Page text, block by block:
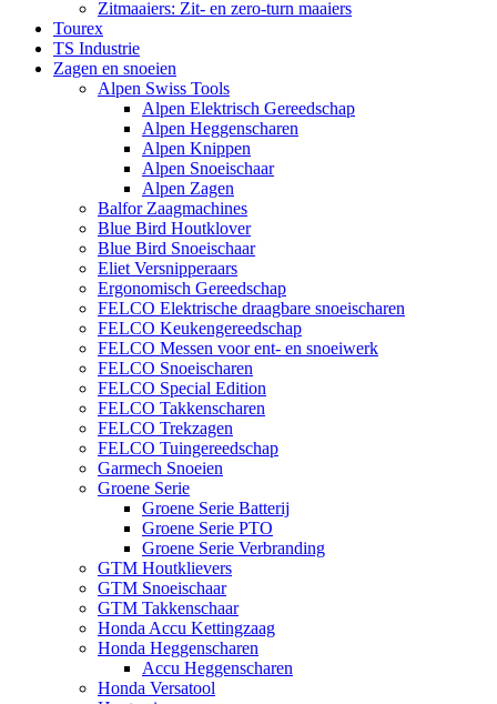
Zitmaaiers: Zit- en zero-turn maaiers
Tourex
TS Industrie
Zagen en snoeien
Alpen Swiss Tools
Alpen Elektrisch Gereedschap
Alpen Heggenscharen
Alpen Knippen
Alpen Snoeischaar
Alpen Zagen
Balfor Zaagmachines
Blue Bird Houtklover
Blue Bird Snoeischaar
Eliet Versnipperaars
Ergonomisch Gereedschap
FELCO Elektrische draagbare snoeischaren
FELCO Keukengereedschap
FELCO Messen voor ent- en snoeiwerk
FELCO Snoeischaren
FELCO Special Edition
FELCO Takkenscharen
FELCO Trekzagen
FELCO Tuingereedschap
Garmech Snoeien
Groene Serie
Groene Serie Batterij
Groene Serie PTO
Groene Serie Verbranding
GTM Houtklievers
GTM Snoeischaar
GTM Takkenschaar
Honda Accu Kettingzaag
Honda Heggenscharen
Accu Heggenscharen
Honda Versatool